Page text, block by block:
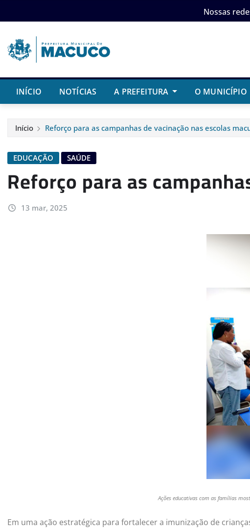
to
Nossas
INÍCIO NOTÍCIAS A PREFEITURA O MUNICÍPIO
Início Reforço para as campanhas de vacinação nas escolas
EDUCAÇÃO SAÚDE
Reforço para as
13 mar, 2025
Ações educativas com as famílias
Em uma ação estratégica para fortalecer a imunização de